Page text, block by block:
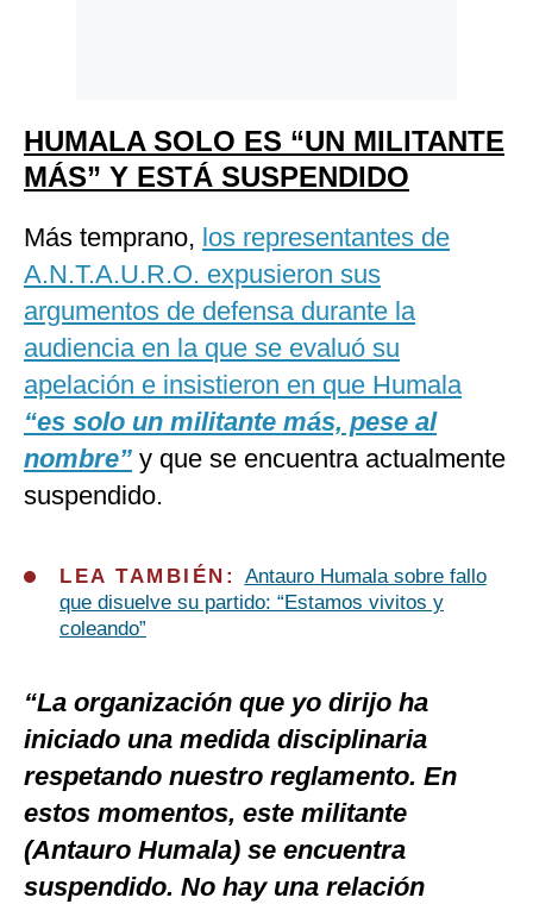
HUMALA SOLO ES “UN MILITANTE
MÁS” Y ESTÁ SUSPENDIDO
Más temprano, los representantes de
A.N.T.A.U.R.O. expusieron sus
argumentos de defensa durante la
audiencia en la que se evaluó su
apelación e insistieron en que Humala
“es solo un militante más, pese al
nombre” y que se encuentra actualmente
suspendido.
LEA TAMBIÉN: Antauro Humala sobre fallo
que disuelve su partido: “Estamos vivitos y
coleando”
“La organización que yo dirijo ha
iniciado una medida disciplinaria
respetando nuestro reglamento. En
estos momentos, este militante
(Antauro Humala) se encuentra
suspendido. No hay una relación